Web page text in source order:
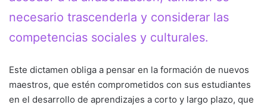
necesario trascenderla y considerar las
competencias sociales y culturales.
Este dictamen obliga a pensar en la formación de nuevos
maestros, que estén comprometidos con sus estudiantes
en el desarrollo de aprendizajes a corto y largo plazo, que